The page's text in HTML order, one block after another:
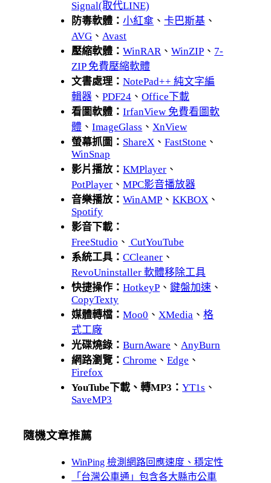
Signal(取代LINE)
防毒軟體：小紅傘 、卡巴斯基 、
AVG 、 Avast
壓縮軟體：WinRAR 、WinZIP 、 7-
ZIP 免費壓縮軟體
文書處理：NotePad++ 純文字編
輯器 、PDF24 、Office下載
看圖軟體：IrfanView 免費看圖軟
體 、ImageGlass 、 XnView
螢幕抓圖： ShareX 、FastStone 、
WinSnap
影片播放：KMPlayer 、
PotPlayer 、MPC影音播放器
音樂播放：WinAMP 、KKBOX 、
Spotify
影音下載：
FreeStudio 、 CutYouTube
系統工具：CCleaner 、
RevoUninstaller 軟體移除工具
快捷操作：HotkeyP 、鍵盤加速 、
CopyTexty
媒體轉檔：Moo0 、 XMedia 、格
式工廠
光碟燒錄：BurnAware 、 AnyBurn
網路瀏覽：Chrome 、Edge 、
Firefox
YouTube下載、轉MP3：YT1s 、
SaveMP3
隨機文章推薦
WinPing 檢測網路回應速度、穩定性
「台灣公車通」包含各大縣市公車